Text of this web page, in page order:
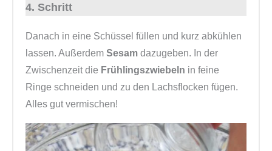
4. Schritt
Danach in eine Schüssel füllen und kurz abkühlen
lassen. Außerdem Sesam dazugeben. In der
Zwischenzeit die Frühlingszwiebeln in feine
Ringe schneiden und zu den Lachsflocken fügen.
Alles gut vermischen!